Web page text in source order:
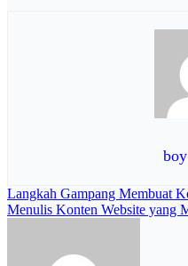
Navigasi
pos
Langkah Gampang Membuat
Menulis Konten Website yang